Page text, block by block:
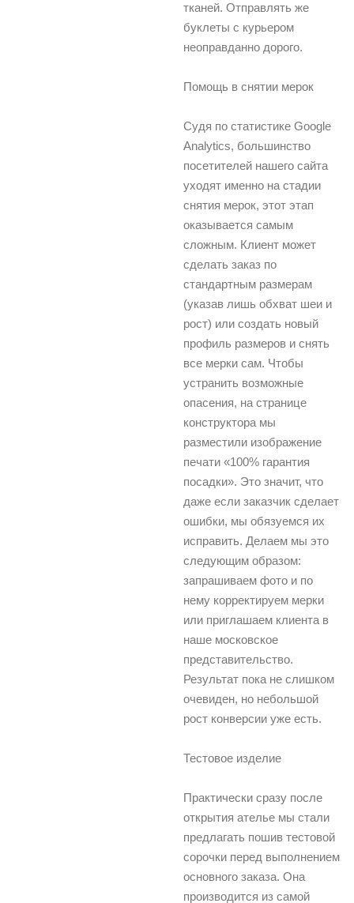
тканей. Отправлять же
буклеты с курьером
неоправданно дорого.
Помощь в снятии мерок
Судя по статистике Google
Analytics, большинство
посетителей нашего сайта
уходят именно на стадии
снятия мерок, этот этап
оказывается самым
сложным. Клиент может
сделать заказ по
стандартным размерам
(указав лишь обхват шеи и
рост) или создать новый
профиль размеров и снять
все мерки сам. Чтобы
устранить возможные
опасения, на странице
конструктора мы
разместили изображение
печати «100% гарантия
посадки». Это значит, что
даже если заказчик сделает
ошибки, мы обязуемся их
исправить. Делаем мы это
следующим образом:
запрашиваем фото и по
нему корректируем мерки
или приглашаем клиента в
наше московское
представительство.
Результат пока не слишком
очевиден, но небольшой
рост конверсии уже есть.
Тестовое изделие
Практически сразу после
открытия ателье мы стали
предлагать пошив тестовой
сорочки перед выполнением
основного заказа. Она
производится из самой